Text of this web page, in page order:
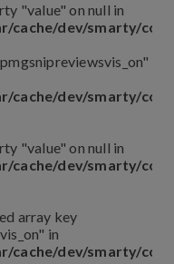
"value" on null in
cache/dev/smarty/
cache/dev/smarty/
"value" on null in
cache/dev/smarty/
array key
in
cache/dev/smarty/